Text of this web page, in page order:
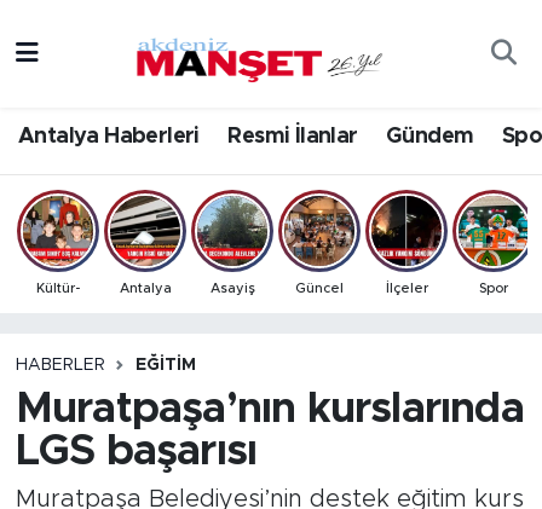
Antalya Haberleri Resmi İlanlar Gündem
Kültür- Antalya Asayiş Güncel İlçeler Spor
HABERLER EĞITIM
Muratpaşa’nın kurslarında
LGS başarısı
Muratpaşa Belediyesi’nin destek eğitim kurs
Bilim & Teknoloji
Eğitim
Ekonomi
Gündem
İlçeler
Antalya Hava Durumu
Antalya Namaz Vakitleri
Antalya Trafik Yoğunluk Haritası
Tüm Manşetler
Son Dakika Haberleri